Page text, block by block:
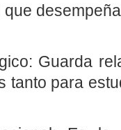
Guarda
tanto para